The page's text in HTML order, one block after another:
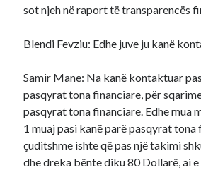
sot njeh në raport të transparencës
Blendi Fevziu: Edhe juve ju kanë
Samir Mane: Na kanë kontaktuar
pasqyrat tona financiare, për
pasqyrat tona financiare. Edhe mua
1 muaj pasi kanë parë pasqyrat tona
çuditshme ishte që pas një takimi
dhe dreka bënte diku 80 Dollarë, ai